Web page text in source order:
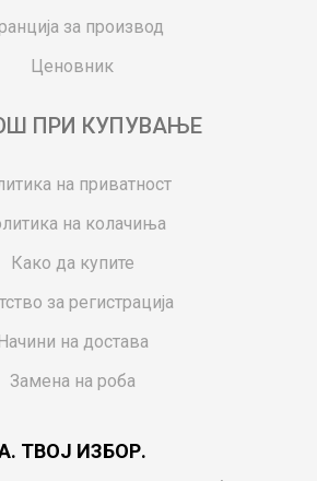
за производ
Ценовник
ПРИ КУПУВАЊЕ
на приватност
на колачиња
Како да купите
за регистрација
на достава
Замена на роба
Ваучери
ТВОЈ ИЗБОР.